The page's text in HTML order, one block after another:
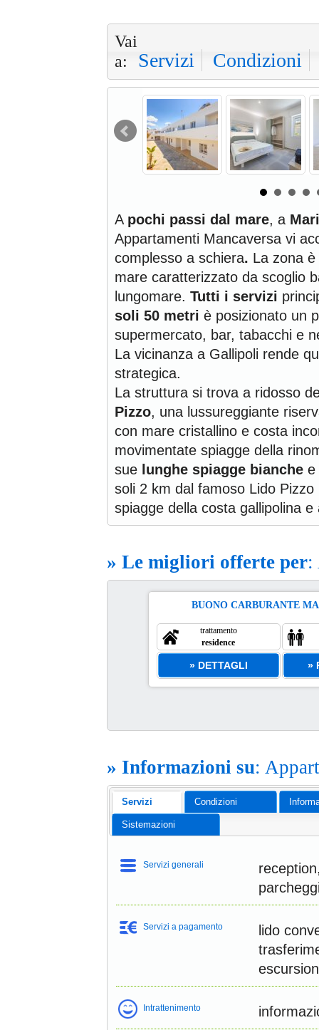
Vai
a:
Servizi Condizioni
A pochi passi dal mare, a
Appartamenti Mancaversa vi
complesso a schiera. La zona
mare caratterizzato da scoglio
lungomare. Tutti i servizi
soli 50 metri è posizionato un
supermercato, bar, tabacchi e
La vicinanza a Gallipoli rende
strategica.
La struttura si trova a ridosso
Pizzo, una lussureggiante
con mare cristallino e costa
movimentate spiagge della
sue lunghe spiagge bianche e
soli 2 km dal famoso Lido
spiagge della costa gallipolina
» Le migliori offerte per:
BUONO CARBURANTE
trattamento
residence
» DETTAGLI »
» Informazioni su:
Servizi Condizioni
Sistemazioni
Servizi generali
Servizi a pagamento
lido
Intrattenimento